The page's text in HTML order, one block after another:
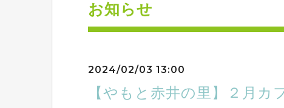
お知らせ
2024/02/03 13:00
【やもと赤井の里】２月